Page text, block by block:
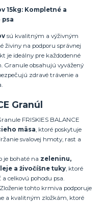
15kg: Kompletné a
psa
sú kvalitným a výživným
živiny na podporu správnej
je ideálny pre každodenné
Granule obsahujú vyvážený
zdravé trávenie a
Granúl
FRISKIES BALANCE
mäsa , ktoré poskytuje
svalovej hmoty, rast a
je bohaté na zeleninu,
a živočíšne tuky , ktoré
celkovú pohodu psa.
tohto krmiva podporuje
a kvalitným zložkám, ktoré